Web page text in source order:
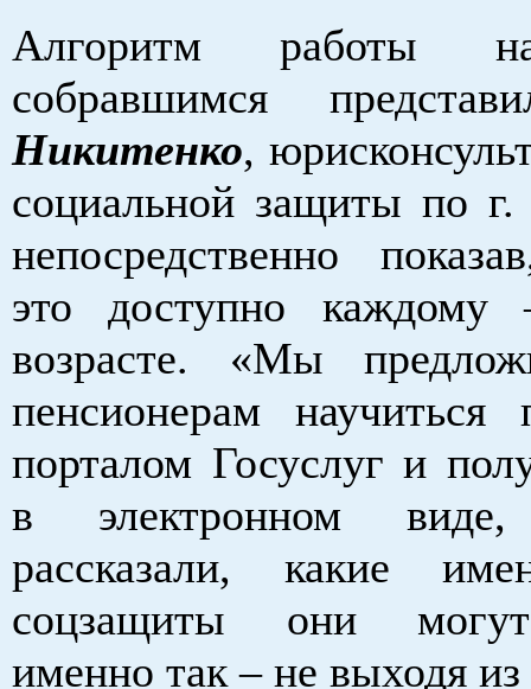
Алгоритм работы
собравшимся
Никитенко,
социальной защиты по г.
непосредственно
это доступно
возрасте. «Мы
пенсионерам научиться
порталом Госуслуг и
в электронном
рассказали, какие
соцзащиты они
именно так – не выходя